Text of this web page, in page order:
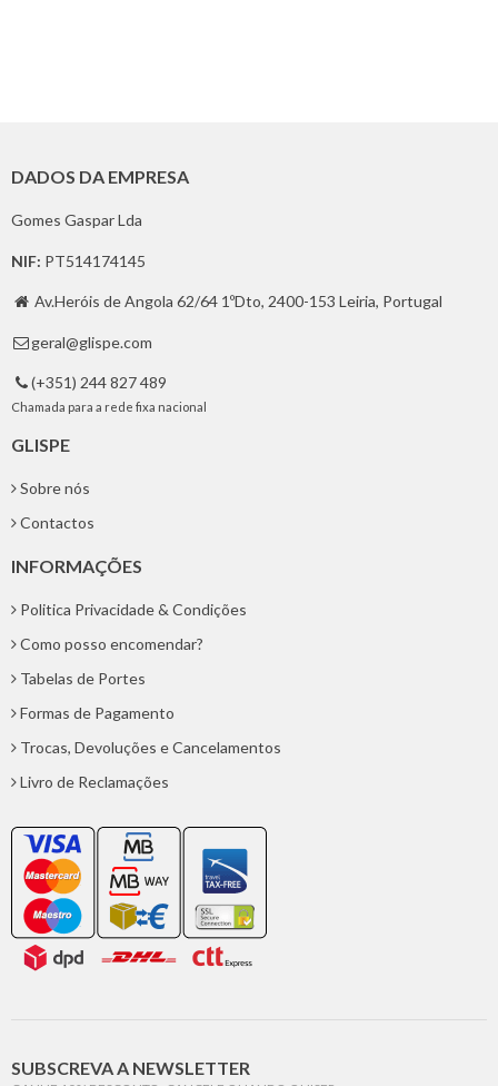
DADOS DA EMPRESA
Gomes Gaspar Lda
NIF: PT514174145
 Av.Heróis de Angola 62/64 1ºDto, 2400-153 Leiria, Portugal
 geral@glispe.com
 (+351) 244 827 489
Chamada para a rede fixa nacional
GLISPE
Sobre nós
Contactos
INFORMAÇÕES
Politica Privacidade & Condições
Como posso encomendar?
Tabelas de Portes
Formas de Pagamento
Trocas, Devoluções e Cancelamentos
Livro de Reclamações
SUBSCREVA A NEWSLETTER